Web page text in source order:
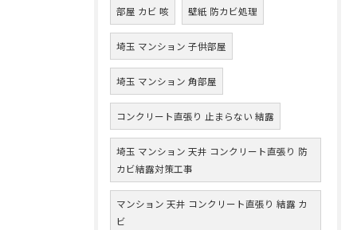
部屋 カビ 咳 壁紙 防カビ処理
埼玉 マンション 子供部屋
埼玉 マンション 角部屋
コンクリート直張り 止まらない 結露
埼玉 マンション 天井 コンクリート直張り 防
カビ結露対策工事
マンション 天井 コンクリート直張り 結露 カ
ビ